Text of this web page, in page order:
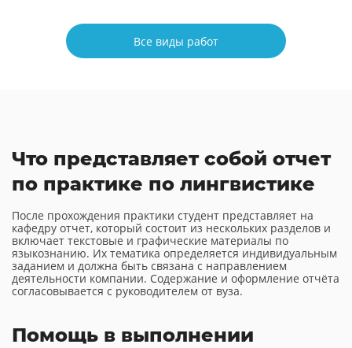
Все виды работ
Что представляет собой отчет
по практике по лингвистике
После прохождения практики студент представляет на
кафедру отчет, который состоит из нескольких разделов и
включает текстовые и графические материалы по
языкознанию. Их тематика определяется индивидуальным
заданием и должна быть связана с направлением
деятельности компании. Содержание и оформление отчёта
согласовывается с руководителем от вуза.
Помощь в выполнении